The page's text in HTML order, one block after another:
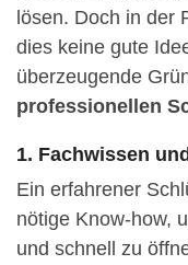
lösen. Doch in der
dies keine gute
überzeugende
professionellen
1. Fachwissen
Ein erfahrener
nötige Know-how,
und schnell zu